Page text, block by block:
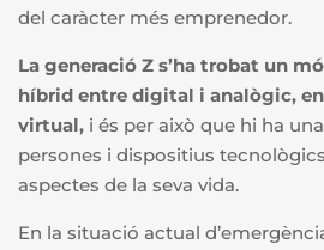
del caràcter més emprenedor.
La generació Z s’ha trobat un
híbrid entre digital i analògic,
virtual, i és per això que hi ha
persones i dispositius
aspectes de la seva vida.
En la situació actual